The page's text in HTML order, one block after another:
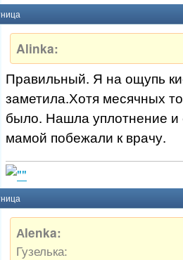
Alinka:
Правильный. Я на ощупь
заметила.Хотя месячных
было. Нашла уплотнение и
мамой побежали к врачу.
Аlenka:
Гузелька: